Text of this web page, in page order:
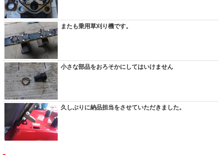
またも乗用草刈り機です。
小さな部品をおろそかにしてはいけません
久しぶりに納品担当をさせていただきました。